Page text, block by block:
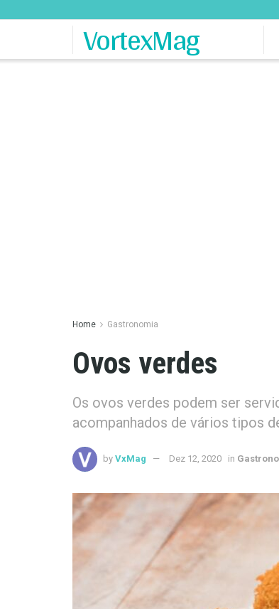
VortexMag
Home Gastronomia
Ovos verdes
Os ovos verdes podem ser
acompanhados de vários tipos
by VxMag Dez 12, 2020 in